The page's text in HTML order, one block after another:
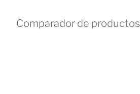
Comparador de productos